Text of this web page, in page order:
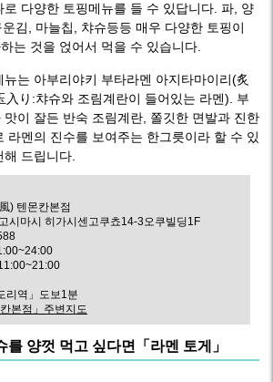
로 다양한 토핑메뉴를 들 수 있답니다. 파, 양
김, 마늘칩, 챠슈등등 매우 다양한 토핑이
는 것을 얹어서 먹을 수 있습니다.
는 아부리야키 부타라멘 아지타마이리(炙
入り:챠슈와 조림계란이 들어있는 라멘). 부
맛이 잘든 반숙 조림계란, 쫄깃한 면발과 진한
라멘의 진수를 보여주는 한그릇이라 할 수 있
드립니다.
) 텐몬칸본점
시마시 히가시센고쿠쵸14-3오쿠빌딩1F
리역」도보1분
칸본점」주변지도
를 양껏 먹고 싶다면「라멘 토게」